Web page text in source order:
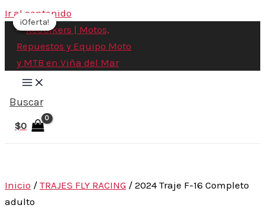
Ir al contenido
Buscar
$0
¡Oferta!
Inicio / TRAJES FLY RACING / 2024 Traje F-16 Completo
adulto
¡Oferta!
¡Oferta!